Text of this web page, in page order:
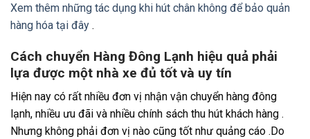
Xem thêm những tác dụng khi hút chân không để bảo quản
hàng hóa tại đây .
Cách chuyển Hàng Đông Lạnh hiệu quả phải
lựa được một nhà xe đủ tốt và uy tín
Hiện nay có rất nhiều đơn vị nhận vận chuyển hàng đông
lạnh, nhiều ưu đãi và nhiều chính sách thu hút khách hàng .
Nhưng không phải đơn vị nào cũng tốt như quảng cáo .Do